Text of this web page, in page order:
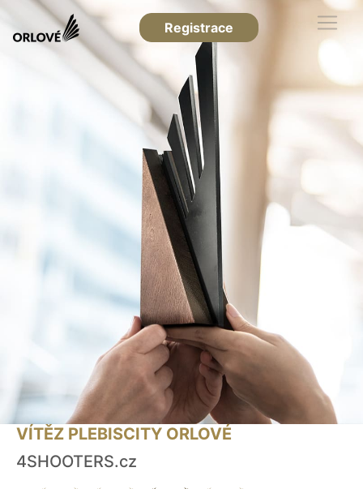
Registrace
VÍTĚZ PLEBISCITY ORLOVÉ
4SHOOTERS.cz